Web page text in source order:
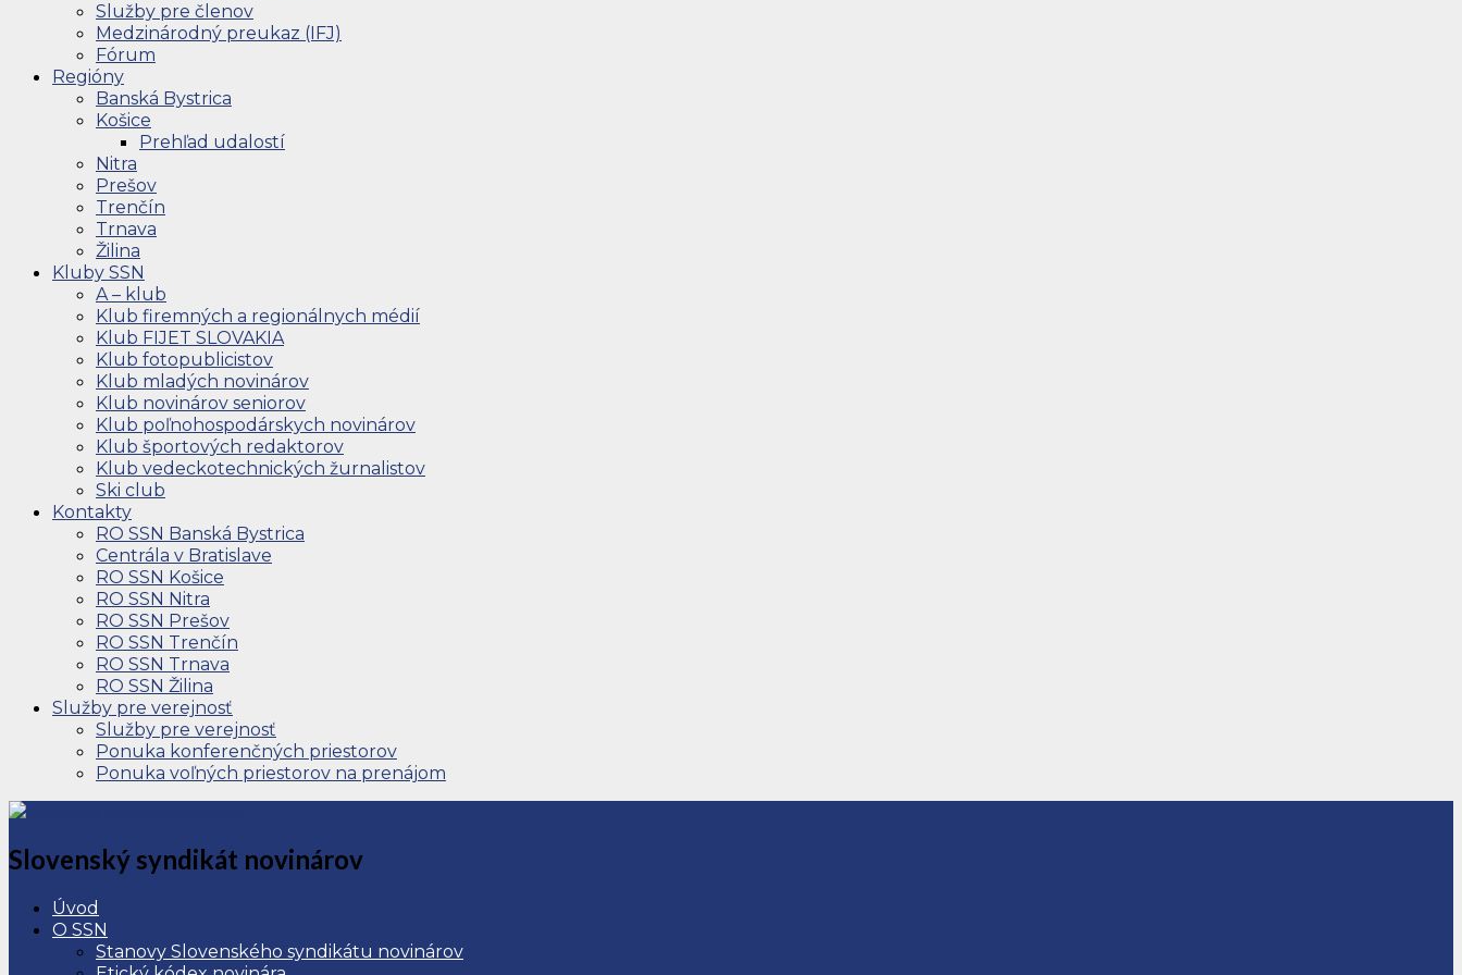
Služby pre členov
Medzinárodný preukaz (IFJ)
Fórum
Regióny
Banská Bystrica
Košice
Prehľad udalostí
Nitra
Prešov
Trenčín
Trnava
Žilina
Kluby SSN
A – klub
Klub firemných a regionálnych médií
Klub FIJET SLOVAKIA
Klub fotopublicistov
Klub mladých novinárov
Klub novinárov seniorov
Klub poľnohospodárskych novinárov
Klub športových redaktorov
Klub vedeckotechnických žurnalistov
Ski club
Kontakty
RO SSN Banská Bystrica
Centrála v Bratislave
RO SSN Košice
RO SSN Nitra
RO SSN Prešov
RO SSN Trenčín
RO SSN Trnava
RO SSN Žilina
Služby pre verejnosť
Služby pre verejnosť
Ponuka konferenčných priestorov
Ponuka voľných priestorov na prenájom
Slovenský syndikát novinárov
Úvod
O SSN
Stanovy Slovenského syndikátu novinárov